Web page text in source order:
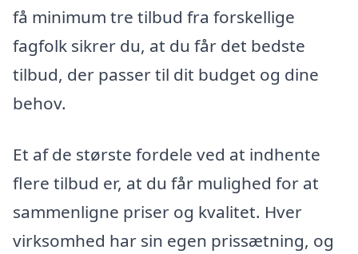
få minimum tre tilbud fra forskellige
fagfolk sikrer du, at du får det bedste
tilbud, der passer til dit budget og dine
behov.
Et af de største fordele ved at indhente
flere tilbud er, at du får mulighed for at
sammenligne priser og kvalitet. Hver
virksomhed har sin egen prissætning, og